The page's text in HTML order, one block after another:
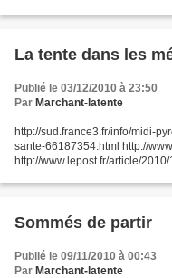
La tente dans les
Publié le 03/12/2010 à 23:50
Par Marchant-latente
http://sud.france3.fr/info/midi-
sante-66187354.html http://
http://www.lepost.fr/article/
Sommés de partir
Publié le 09/11/2010 à 00:43
Par Marchant-latente